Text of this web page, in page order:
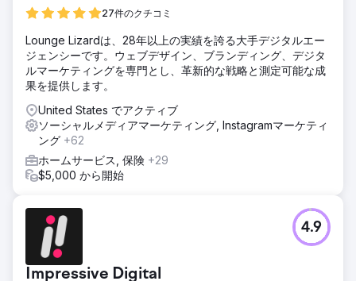
ソリューション
リンク、コンテンツの最適化によってオンラインでの存在感
を高めました。 Web ページ、お問い合わせフォーム、ラン
ディング ページ、メタ タグ、および URL 構造の更新は不可
欠でした。同時に、PPC キャンペーンと広告を再構築しまし
た。
結果
私たちの努力により、同社は業界リーダーを上回り、
Google の主要キーワードで第 1 位の座を獲得しました。
PPC の売上は実質 0 ドルから月額 40,000 ドル以上に急増
27件のクチコミ
Lounge Lizardは、28年以上の実績を誇る大手デジタルエー
ジェンシーです。ウェブデザイン、ブランディング、デジタ
ルマーケティングを専門とし、革新的な戦略と測定可能な成
果を提供します。
United States でアクティブ
ソーシャルメディアマーケティング, Instagramマーケティ
ング +62
ホームサービス, 保険 +29
$5,000 から開始
Impressive Digital
4.9